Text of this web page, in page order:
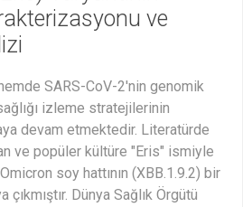
ve
SARS-CoV-2'nin genomik
izleme stratejilerinin
devam etmektedir. Literatürde
ve popüler kültüre "Eris" ismiyle
soy hattının (XBB.1.9.2) bir
Dünya Sağlık Örgütü